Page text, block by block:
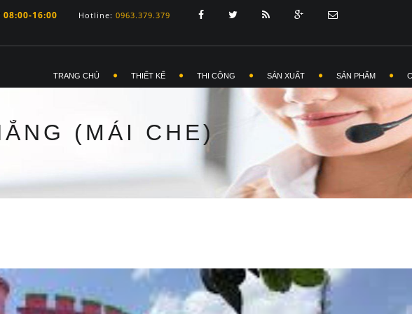
08:00-16:00 Hotline: 0963.379.379
TRANG CHỦ THIẾT KẾ THI CÔNG SẢN XUẤT SẢN PHẨM
(MÁI CHE)